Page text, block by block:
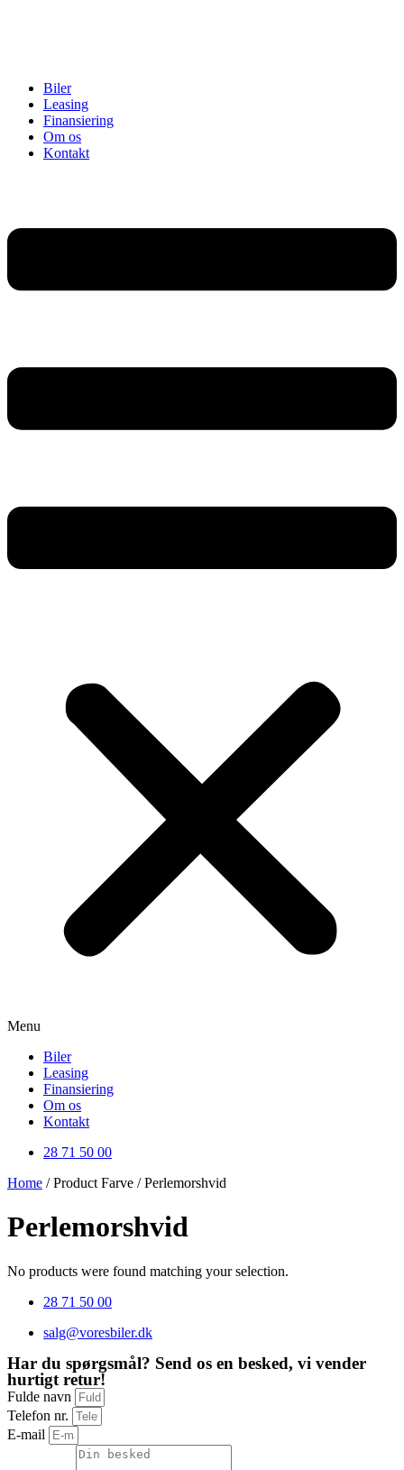
Biler
Leasing
Finansiering
Om os
Kontakt
Menu
Biler
Leasing
Finansiering
Om os
Kontakt
28 71 50 00
Home / Product Farve / Perlemorshvid
Perlemorshvid
No products were found matching your selection.
28 71 50 00
salg@voresbiler.dk
Har du spørgsmål? Send os en besked, vi vender
hurtigt retur!
Fulde navn
Telefon nr.
E-mail